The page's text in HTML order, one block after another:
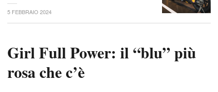
5 FEBBRAIO 2024
Girl Full Power: il “blu” più
rosa che c’è